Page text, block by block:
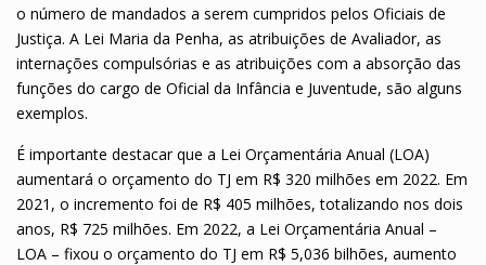
o número de mandados a serem cumpridos pelos Oficiais de
Justiça. A Lei Maria da Penha, as atribuições de Avaliador, as
internações compulsórias e as atribuições com a absorção das
funções do cargo de Oficial da Infância e Juventude, são alguns
exemplos.
É importante destacar que a Lei Orçamentária Anual (LOA)
aumentará o orçamento do TJ em R$ 320 milhões em 2022. Em
2021, o incremento foi de R$ 405 milhões, totalizando nos dois
anos, R$ 725 milhões. Em 2022, a Lei Orçamentária Anual –
LOA – fixou o orçamento do TJ em R$ 5,036 bilhões, aumento